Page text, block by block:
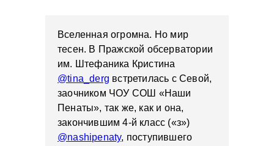
Вселенная огромна. Но мир
тесен. В Пражской обсерватории
им. Штефаника Кристина
@tina_derg встретилась с Севой,
заочником ЧОУ СОШ «Наши
Пенаты», так же, как и она,
закончившим 4-й класс («з»)
@nashipenaty, поступившего